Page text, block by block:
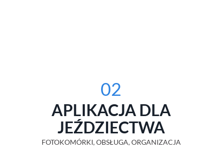
02
APLIKACJA DLA
JEŹDZIECTWA
FOTOKOMÓRKI, OBSŁUGA, ORGANIZACJA